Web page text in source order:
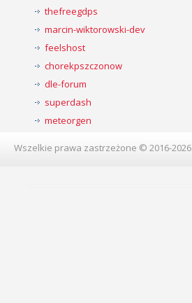
thefreegdps
marcin-wiktorowski-dev
feelshost
chorekpszczonow
dle-forum
superdash
meteorgen
Wszelkie prawa zastrzeżone © 2016-2026